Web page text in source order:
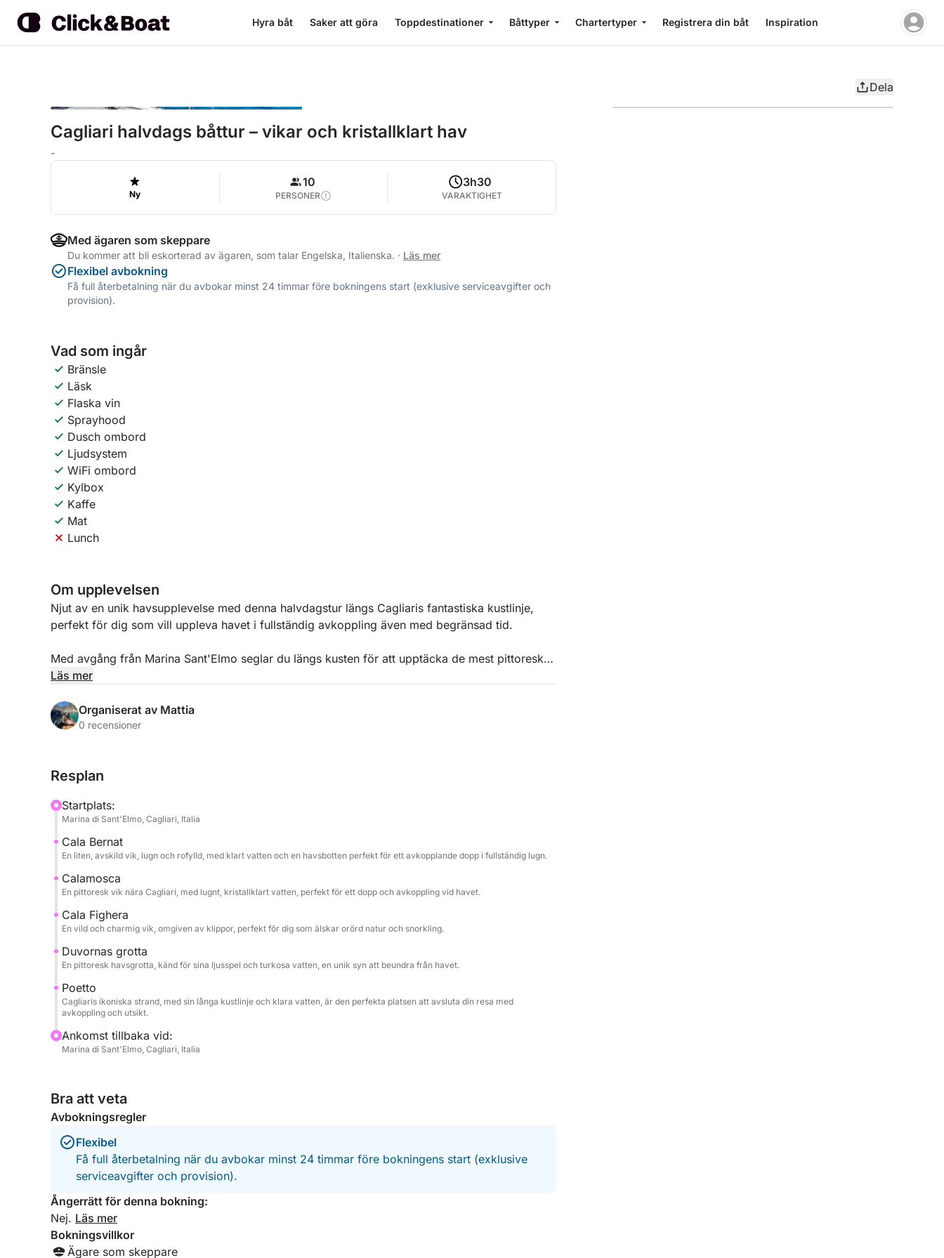
Hyra båt Saker att göra Toppdestinationer Båttyper Chartertyper Registrera din båt Inspiration
Dela
Cagliari halvdags båttur – vikar och kristallklart hav
-
Ny
10
PERSONER
3h30
VARAKTIGHET
Med ägaren som skeppare
Du kommer att bli eskorterad av ägaren, som talar Engelska, Italienska. · Läs mer
Flexibel avbokning
Få full återbetalning när du avbokar minst 24 timmar före bokningens start (exklusive serviceavgifter och
provision).
Vad som ingår
Bränsle
Läsk
Flaska vin
Sprayhood
Dusch ombord
Ljudsystem
WiFi ombord
Kylbox
Kaffe
Mat
Lunch
Om upplevelsen
Njut av en unik havsupplevelse med denna halvdagstur längs Cagliaris fantastiska kustlinje,
perfekt för dig som vill uppleva havet i fullständig avkoppling även med begränsad tid.
Med avgång från Marina Sant'Elmo seglar du längs kusten för att upptäcka de mest pittoreska
vikarna, mitt i turkost vatten och hisnande vyer. Turen inkluderar flera badstopp, perfekt för
Ombord kan du njuta av stunder av ren avkoppling med läsk, en flaska vin och snacks
På begäran kan lunch också ordnas ombord, vilket gör upplevelsen ännu mer komplett.
Husdjur är välkomna ombord, så att du kan dela denna upplevelse med din fyrbenta vän.
En perfekt upplevelse för par, familjer eller grupper av vänner som vill upptäcka Cagliaris hav
på ett enkelt, avkopplande och autentiskt sätt.
Läs mer
Organiserat av Mattia
0 recensioner
Resplan
Startplats:
Marina di Sant'Elmo, Cagliari, Italia
Cala Bernat
En liten, avskild vik, lugn och rofylld, med klart vatten och en havsbotten perfekt för ett avkopplande dopp i fullständig lugn.
Calamosca
En pittoresk vik nära Cagliari, med lugnt, kristallklart vatten, perfekt för ett dopp och avkoppling vid havet.
Cala Fighera
En vild och charmig vik, omgiven av klippor, perfekt för dig som älskar orörd natur och snorkling.
Duvornas grotta
En pittoresk havsgrotta, känd för sina ljusspel och turkosa vatten, en unik syn att beundra från havet.
Poetto
Cagliaris ikoniska strand, med sin långa kustlinje och klara vatten, är den perfekta platsen att avsluta din resa med
avkoppling och utsikt.
Ankomst tillbaka vid:
Marina di Sant'Elmo, Cagliari, Italia
Bra att veta
Avbokningsregler
Flexibel
Få full återbetalning när du avbokar minst 24 timmar före bokningens start (exklusive
serviceavgifter och provision).
Ångerrätt för denna bokning:
Nej. Läs mer
Bokningsvillkor
Ägare som skeppare